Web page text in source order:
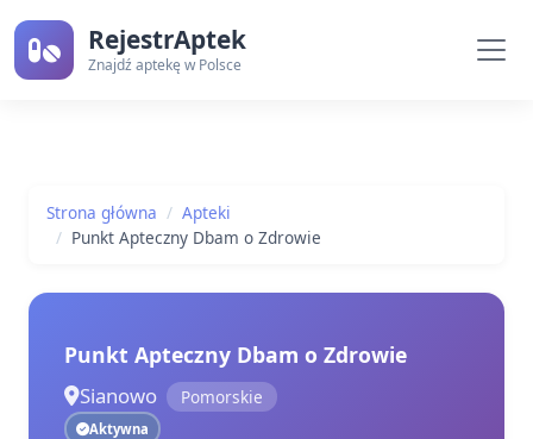
RejestrAptek
Znajdź aptekę w Polsce
Strona główna
Apteki
Punkt Apteczny Dbam o Zdrowie
Punkt Apteczny Dbam o Zdrowie
Sianowo Pomorskie
Aktywna